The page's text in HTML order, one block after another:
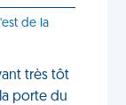
de la
très tôt
porte du